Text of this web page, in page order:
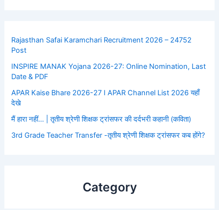
Rajasthan Safai Karamchari Recruitment 2026 – 24752
Post
INSPIRE MANAK Yojana 2026-27: Online Nomination, Last
Date & PDF
APAR Kaise Bhare 2026-27 I APAR Channel List 2026 यहाँ
देखे
मैं हारा नहीं… | तृतीय श्रेणी शिक्षक ट्रांसफर की दर्दभरी कहानी (कविता)
3rd Grade Teacher Transfer -तृतीय श्रेणी शिक्षक ट्रांसफर कब होंगे?
Category